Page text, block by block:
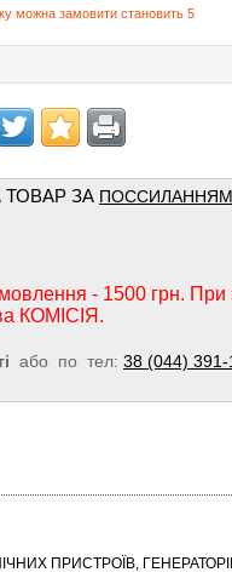
можна замовити становить 5
ТОВАР ЗА ПОССИЛАННЯМ
- 1500 грн.
КОМІСІЯ.
або по тел: 38 (044) 391-
ПРИСТРОЇВ,